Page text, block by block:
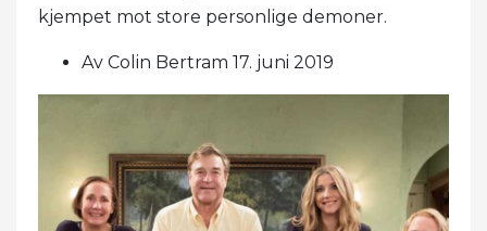
kjempet mot store personlige demoner.
Av Colin Bertram 17. juni 2019